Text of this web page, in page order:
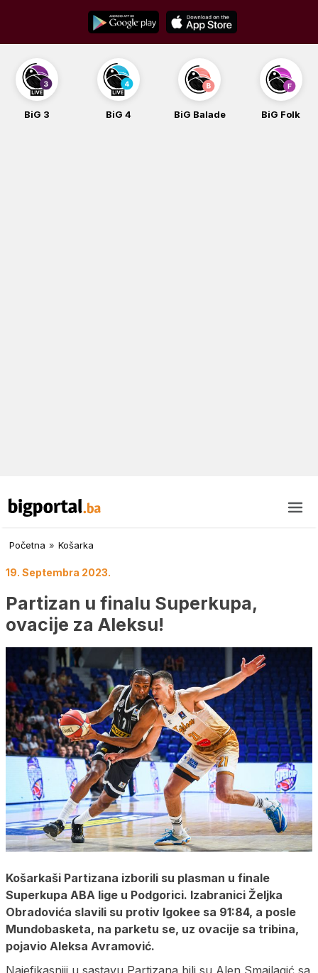
content
BiG 4 BiG Balade BiG Folk BiG iG
Početna » Košarka
19. Septembra 2023.
Partizan u finalu Superkupa,
ovacije za Aleksu!
Košarkaši Partizana izborili su plasman u finale
Superkupa ABA lige u Podgorici. Izabranici Željka
Obradovića slavili su protiv Igokee sa 91:84, a posle
Mundobasketa, na parketu se, uz ovacije sa tribina,
pojavio Aleksa Avramović.
Najefikasniji u sastavu Partizana bili su Alen Smailagić sa